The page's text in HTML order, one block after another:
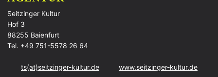
Seitzinger Kultur
Hof 3
88255 Baienfurt
Tel. +49 751-5578 26 64
ts(at)seitzinger-kultur.de www.seitzinger-kultur.de